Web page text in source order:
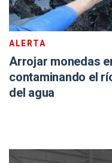
ALERTA
Arrojar monedas
contaminando el
del agua